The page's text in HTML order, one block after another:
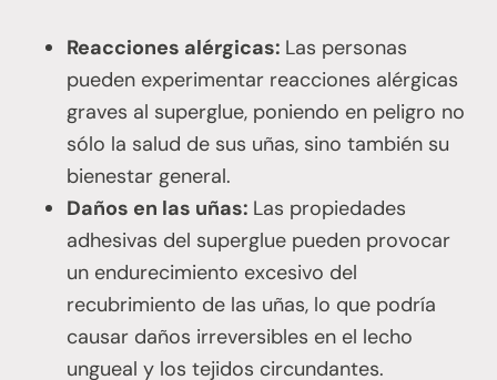
Reacciones alérgicas: Las personas
pueden experimentar reacciones alérgicas
graves al superglue, poniendo en peligro no
sólo la salud de sus uñas, sino también su
bienestar general.
Daños en las uñas: Las propiedades
adhesivas del superglue pueden provocar
un endurecimiento excesivo del
recubrimiento de las uñas, lo que podría
causar daños irreversibles en el lecho
ungueal y los tejidos circundantes.